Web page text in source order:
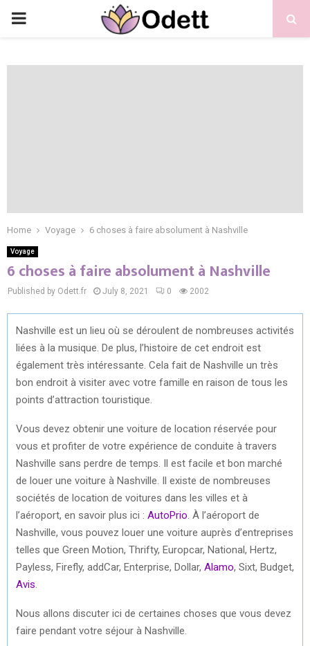
PRIMARY
Home Voyage 6 choses à faire absolument à Nashville
Voyage
6 choses à faire absolument à Nashville
Published by Odett.fr July 8, 2021 0 2002
Nashville est un lieu où se déroulent de nombreuses activités
liées à la musique. De plus, l’histoire de cet endroit est
également très intéressante. Cela fait de Nashville un très
bon endroit à visiter avec votre famille en raison de tous les
points d’attraction touristique.
Vous devez obtenir une voiture de location réservée pour
vous et profiter de votre expérience de conduite à travers
Nashville sans perdre de temps. Il est facile et bon marché
de louer une voiture à Nashville. Il existe de nombreuses
sociétés de location de voitures dans les villes et à
l’aéroport, en savoir plus ici : AutoPrio . À l’aéroport de
Nashville, vous pouvez louer une voiture auprès d’entreprises
telles que Green Motion, Thrifty, Europcar, National, Hertz,
Payless, Firefly, addCar, Enterprise, Dollar, Alamo, Sixt, Budget,
Avis
Nous allons discuter ici de certaines choses que vous devez
faire pendant votre séjour à Nashville.